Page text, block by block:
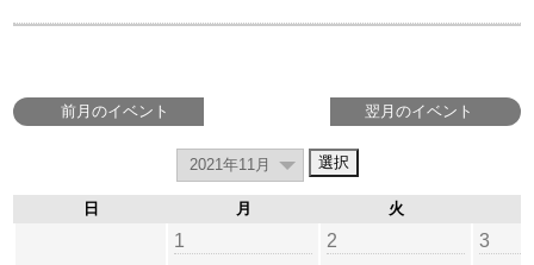
前月のイベント 翌月のイベント
日 月 火
1 2 3